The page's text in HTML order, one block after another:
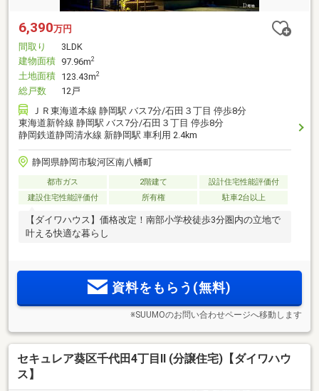
6,390万円
間取り
3LDK
建物面積 97.96m2
土地面積 123.43m2
総戸数
12戸
ＪＲ東海道本線 静岡駅 バス7分/石田３丁目 停歩8分
東海道新幹線 静岡駅 バス7分/石田３丁目 停歩8分
静岡鉄道静岡清水線 新静岡駅 車利用 2.4km
静岡県静岡市駿河区南八幡町
都市ガス 2階建て
設計住宅性能評価付
建設住宅性能評価付
所有権 駐車2台以上
【ダイワハウス】価格改定！南部小学校徒歩3分圏内の立地で
叶える快適な暮らし
資料をもらう(無料)
※SUUMOのお問い合わせページへ移動します
セキュレア葵区千代田4丁目II (分譲住宅)【ダイワハウ
ス】